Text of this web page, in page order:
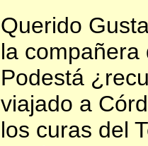
Querido
la compañera
Podestá
viajado a
los curas del